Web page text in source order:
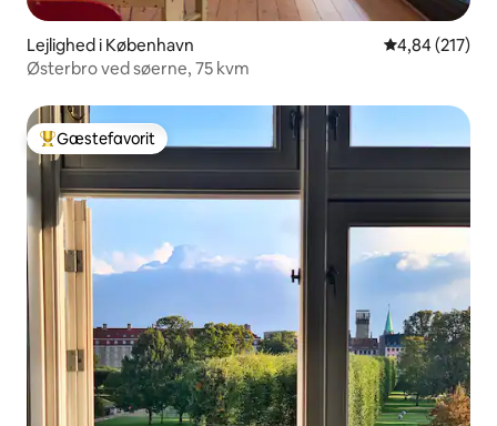
Lejlighed i København 4,84 ud af 5 i
4,84 (217)
Østerbro ved søerne, 75 kvm
Bedste gæstefavorit
Gæstefavorit